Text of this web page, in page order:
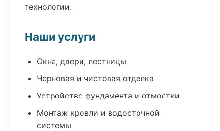
технологии.
Наши услуги
Окна, двери, лестницы
Черновая и чистовая отделка
Устройство фундамента и отмостки
Монтаж кровли и водосточной
системы